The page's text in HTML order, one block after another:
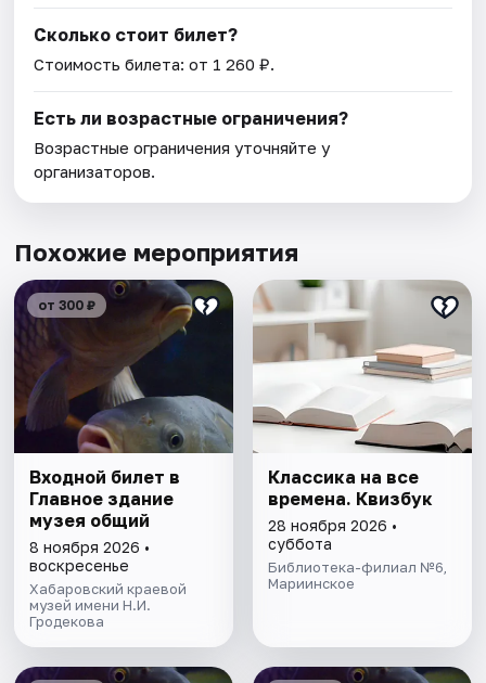
Сколько стоит билет?
Стоимость билета: от 1 260 ₽.
Есть ли возрастные ограничения?
Возрастные ограничения уточняйте у
организаторов.
Похожие мероприятия
от 300 ₽
Входной билет в
Главное здание
музея общий
8 ноября 2026 •
воскресенье
Хабаровский краевой
музей имени Н.И.
Гродекова
Классика на все
времена. Квизбук
28 ноября 2026 •
суббота
Библиотека-филиал №6,
Мариинское